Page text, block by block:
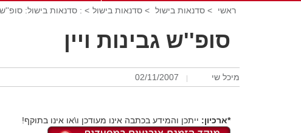
ראשי > סדנאות בישול > סדנאות בישול > : סדנאות בישול: סופ''ש
סופ''ש גבינות ויין
מיכל שי 02/11/2007
*ארכיון: ייתכן והמידע בכתבה אינו מעודכן ו\או אינו בתוקף!